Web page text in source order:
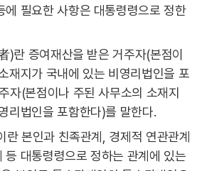
에 필요한 사항은 대통령령으로 정한
)란 증여재산을 받은 거주자(본점이
재지가 국내에 있는 비영리법인을 포
자(본점이나 주된 사무소의 소재지
리법인을 포함한다)를 말한다.
란 본인과 친족관계, 경제적 연관관계
등 대통령령으로 정하는 관계에 있는